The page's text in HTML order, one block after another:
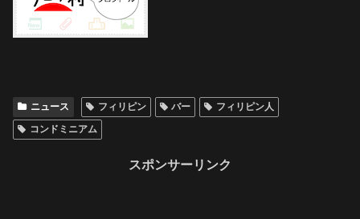
ニュース フィリピン バー
フィリピン人
コンドミニアム
スポンサーリンク